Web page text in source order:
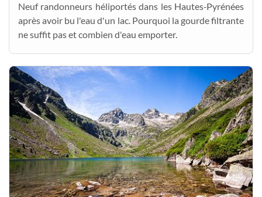
Neuf randonneurs héliportés dans les Hautes‑Pyrénées
après avoir bu l'eau d'un lac. Pourquoi la gourde filtrante
ne suffit pas et combien d'eau emporter.